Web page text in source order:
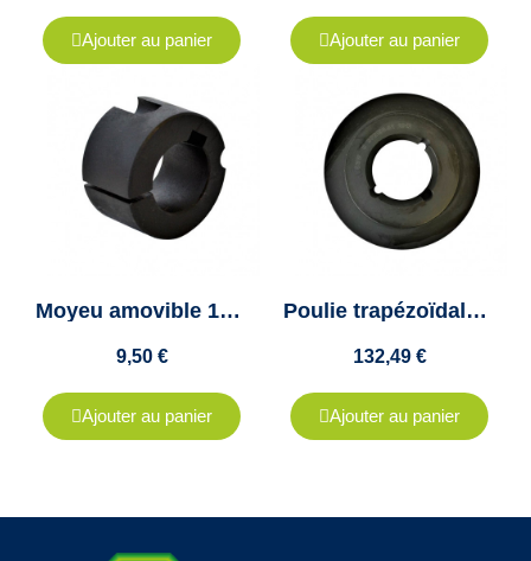
Ajouter au panier Ajouter au panier
Moyeu amovible 1210 diamètre 22mm - "Taper lock 1210" - Clavette 6x2.8mm
9,50 €
Ajouter au panier
Poulie trapézoïdale Z, SPZ, XPZ - 5 Gorges - Diamètre 355mm - Moyeu amovible 2517
132,49 €
Ajouter au panier